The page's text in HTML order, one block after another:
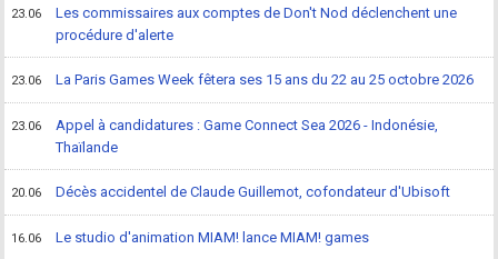
23.06
Les commissaires aux comptes de Don't Nod déclenchent une
procédure d'alerte
23.06 La Paris Games Week fêtera ses 15 ans du 22 au 25 octobre 2026
23.06
Appel à candidatures : Game Connect Sea 2026 - Indonésie,
Thaïlande
20.06 Décès accidentel de Claude Guillemot, cofondateur d'Ubisoft
16.06 Le studio d'animation MIAM! lance MIAM! games